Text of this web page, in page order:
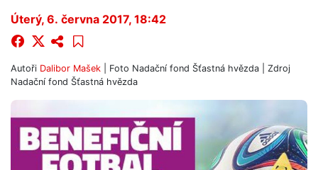
Úterý, 6. června 2017, 18:42
Autoři Dalibor Mašek | Foto Nadační fond Šťastná hvězda | Zdroj
Nadační fond Šťastná hvězda